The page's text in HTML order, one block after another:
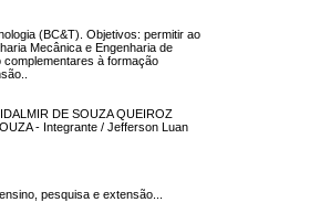
(BC&T). Objetivos: permitir ao
Mecânica e Engenharia de
à formação
DE SOUZA QUEIROZ
- Integrante / Jefferson Luan
pesquisa e extensão...